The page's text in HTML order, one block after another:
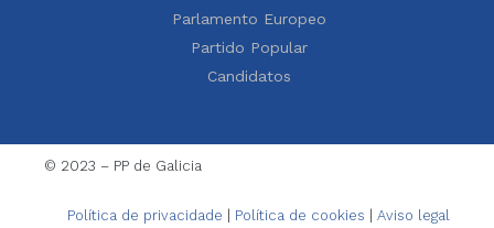
Parlamento Europeo
Partido Popular
Candidatos
© 2023 – PP de Galicia
Política de privacidade Política de cookies Aviso legal